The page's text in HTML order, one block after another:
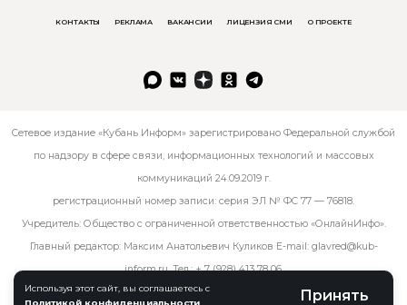
Используя этот сайт, вы соглашаетесь с
Политикой конфиденциальности
Принять
КОНТАКТЫ РЕКЛАМА ВАКАНСИИ ЛИЦЕНЗИЯ СМИ О ПРОЕКТЕ
Сетевое издание «Кубань Информ» зарегистрировано Федеральной службой
по надзору в сфере связи, информационных технологий и массовых
коммуникаций 24.09.2019 г.
регистрационный номер записи: серия ЭЛ № ФС 77 — 76818.
Учредитель: Общество с ограниченной ответственностью «ОнлайнИнфо».
Главный редактор: Максим Анатольевич Куликов E-mail: glavred@kub-
inform.ru. Тел.:+ 7 (928) 413 78 06.